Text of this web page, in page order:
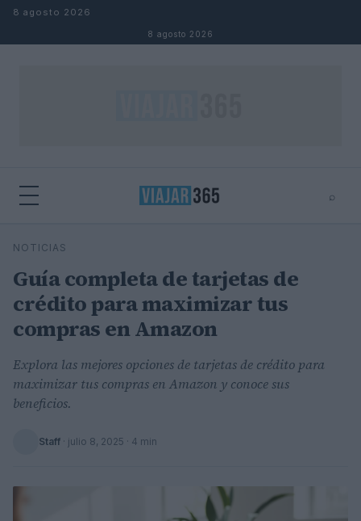
Saltar al contenido
8 agosto 2026
8 agosto 2026
⌕
Buscar
NOTICIAS
Guía completa de tarjetas de
crédito para maximizar tus
compras en Amazon
Explora las mejores opciones de tarjetas de crédito para
maximizar tus compras en Amazon y conoce sus
beneficios.
Staff · julio 8, 2025 · 4 min